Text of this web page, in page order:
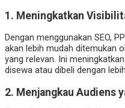
1. Meningkatkan
Dengan menggunakan SEO,
akan lebih mudah ditemukan
yang relevan. Ini
disewa atau dibeli dengan
2. Menjangkau Audiens